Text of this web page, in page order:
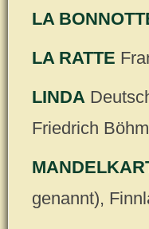
LA
LA RATTE
LINDA
Friedrich
genannt),